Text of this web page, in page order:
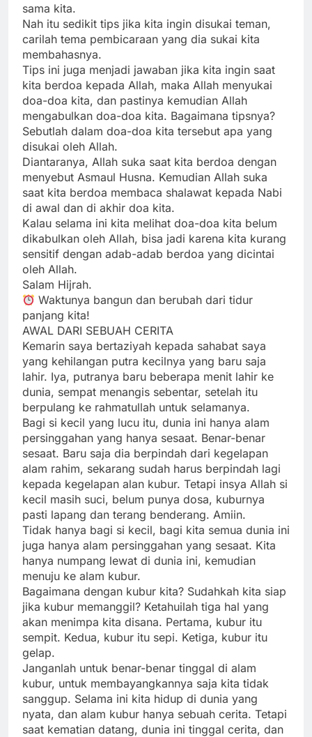
sama kita.
Nah itu sedikit tips jika kita ingin disukai teman,
carilah tema pembicaraan yang dia sukai kita
membahasnya.
Tips ini juga menjadi jawaban jika kita ingin saat
kita berdoa kepada Allah, maka Allah menyukai
doa-doa kita, dan pastinya kemudian Allah
mengabulkan doa-doa kita. Bagaimana tipsnya?
Sebutlah dalam doa-doa kita tersebut apa yang
disukai oleh Allah.
Diantaranya, Allah suka saat kita berdoa dengan
menyebut Asmaul Husna. Kemudian Allah suka
saat kita berdoa membaca shalawat kepada Nabi
di awal dan di akhir doa kita.
Kalau selama ini kita melihat doa-doa kita belum
dikabulkan oleh Allah, bisa jadi karena kita kurang
sensitif dengan adab-adab berdoa yang dicintai
oleh Allah.
Salam Hijrah.
Waktunya bangun dan berubah dari tidur
panjang kita!
AWAL DARI SEBUAH CERITA
Kemarin saya bertaziyah kepada sahabat saya
yang kehilangan putra kecilnya yang baru saja
lahir. Iya, putranya baru beberapa menit lahir ke
dunia, sempat menangis sebentar, setelah itu
berpulang ke rahmatullah untuk selamanya.
Bagi si kecil yang lucu itu, dunia ini hanya alam
persinggahan yang hanya sesaat. Benar-benar
sesaat. Baru saja dia berpindah dari kegelapan
alam rahim, sekarang sudah harus berpindah lagi
kepada kegelapan alan kubur. Tetapi insya Allah si
kecil masih suci, belum punya dosa, kuburnya
pasti lapang dan terang benderang. Amiin.
Tidak hanya bagi si kecil, bagi kita semua dunia ini
juga hanya alam persinggahan yang sesaat. Kita
hanya numpang lewat di dunia ini, kemudian
menuju ke alam kubur.
Bagaimana dengan kubur kita? Sudahkah kita siap
jika kubur memanggil? Ketahuilah tiga hal yang
akan menimpa kita disana. Pertama, kubur itu
sempit. Kedua, kubur itu sepi. Ketiga, kubur itu
gelap.
Janganlah untuk benar-benar tinggal di alam
kubur, untuk membayangkannya saja kita tidak
sanggup. Selama ini kita hidup di dunia yang
nyata, dan alam kubur hanya sebuah cerita. Tetapi
saat kematian datang, dunia ini tinggal cerita, dan